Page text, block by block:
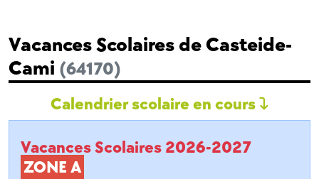
Vacances Scolaires de Casteide-
Cami (64170)
Calendrier scolaire en cours
Vacances Scolaires 2026-2027
ZONE A